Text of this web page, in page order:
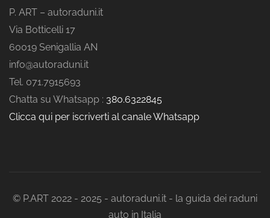
P. ART – autoraduni.it
Via Botticelli 17
60019 Senigallia AN
info@autoraduni.it
Tel. 071.7915693
Chatta su Whatsapp : 380.6322845
Clicca qui per iscriverti al canale Whatsapp
© P.ART 2022 - 2025 - autoraduni.it - la guida dei raduni
auto in Italia